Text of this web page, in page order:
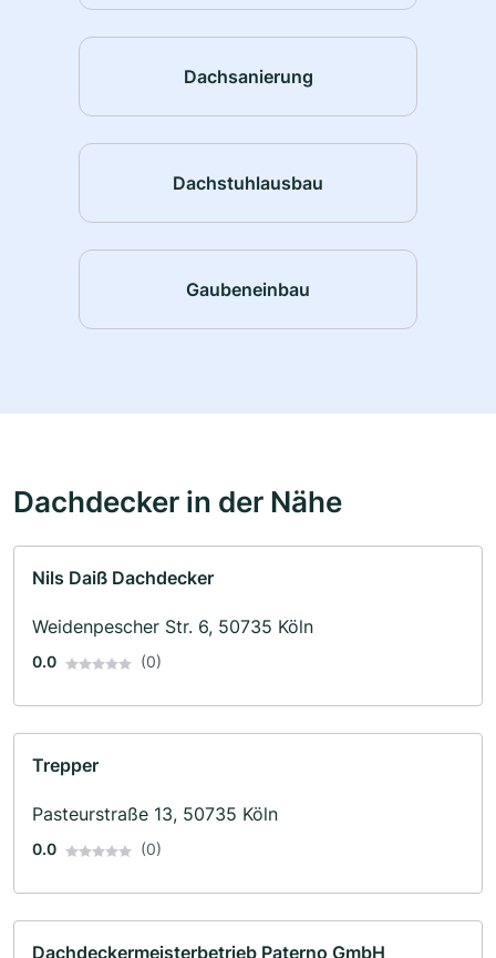
Dachsanierung
Dachstuhlausbau
Gaubeneinbau
Dachdecker in der Nähe
Nils Daiß Dachdecker
Weidenpescher Str. 6, 50735 Köln
0.0 (0)
Trepper
Pasteurstraße 13, 50735 Köln
0.0 (0)
Dachdeckermeisterbetrieb Paterno GmbH